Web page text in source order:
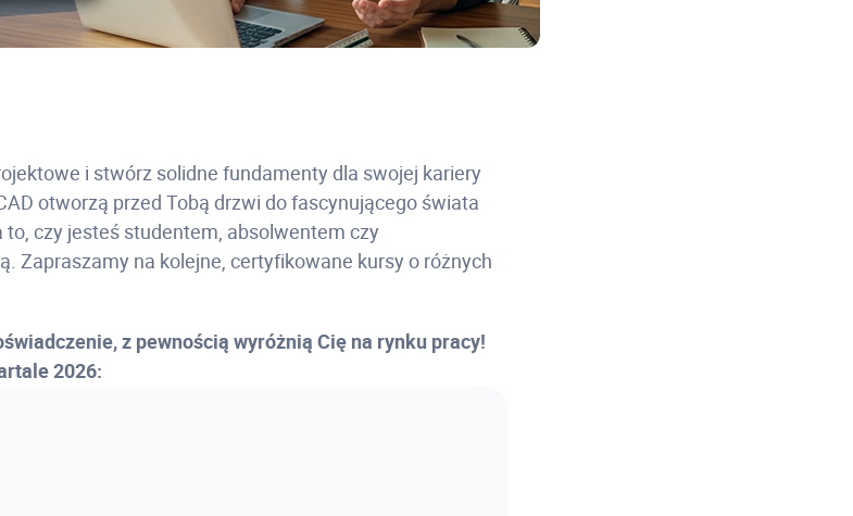
i stwórz solidne fundamenty dla swojej kariery
otworzą przed Tobą drzwi do fascynującego świata
czy jesteś studentem, absolwentem czy
Zapraszamy na kolejne, certyfikowane kursy o różnych
z pewnością wyróżnią Cię na rynku pracy!
2026: